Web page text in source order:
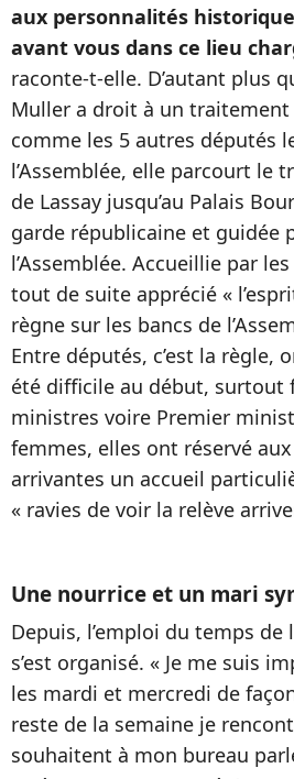
aux personnalités
avant vous dans ce lieu
raconte-t-elle. D’autant plus
Muller a droit à un traitement
comme les 5 autres députés
l’Assemblée, elle parcourt le
de Lassay jusqu’au Palais
garde républicaine et guidée
l’Assemblée. Accueillie par
tout de suite apprécié «
règne sur les bancs de
Entre députés, c’est la règle,
été difficile au début, surtout
ministres voire Premier
femmes, elles ont réservé
arrivantes un accueil
« ravies de voir la relève
Une nourrice et un mari
Depuis, l’emploi du temps
s’est organisé. « Je me suis
les mardi et mercredi de
reste de la semaine je
souhaitent à mon bureau